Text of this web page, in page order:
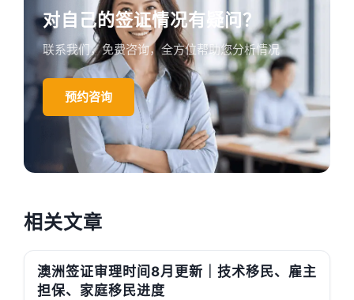
对自己的签证情况有疑问？
联系我们，免费咨询，全方位帮助您分析情况
预约咨询
相关文章
澳洲签证审理时间8月更新｜技术移民、雇主
担保、家庭移民进度